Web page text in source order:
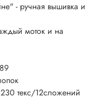
- ручная вышивка и
моток и на
текс/12сложений